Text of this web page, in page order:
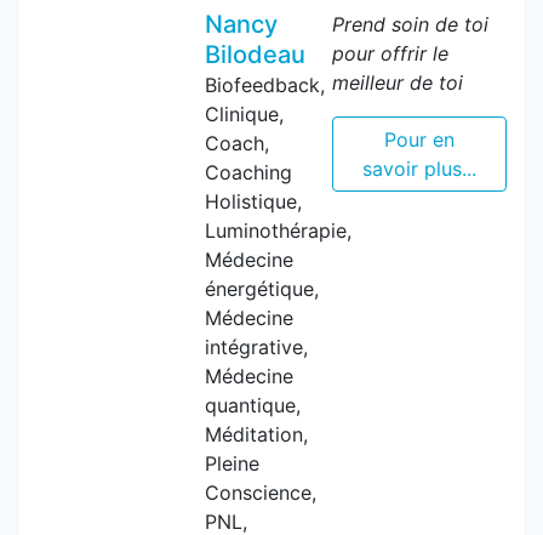
Nancy
Bilodeau
Biofeedback,
Clinique,
Coach,
Coaching
Holistique,
Luminothérapie,
Médecine
énergétique,
Médecine
intégrative,
Médecine
quantique,
Méditation,
Pleine
Conscience,
PNL,
Prend soin de toi
pour offrir le
meilleur de toi
Pour en
savoir plus...